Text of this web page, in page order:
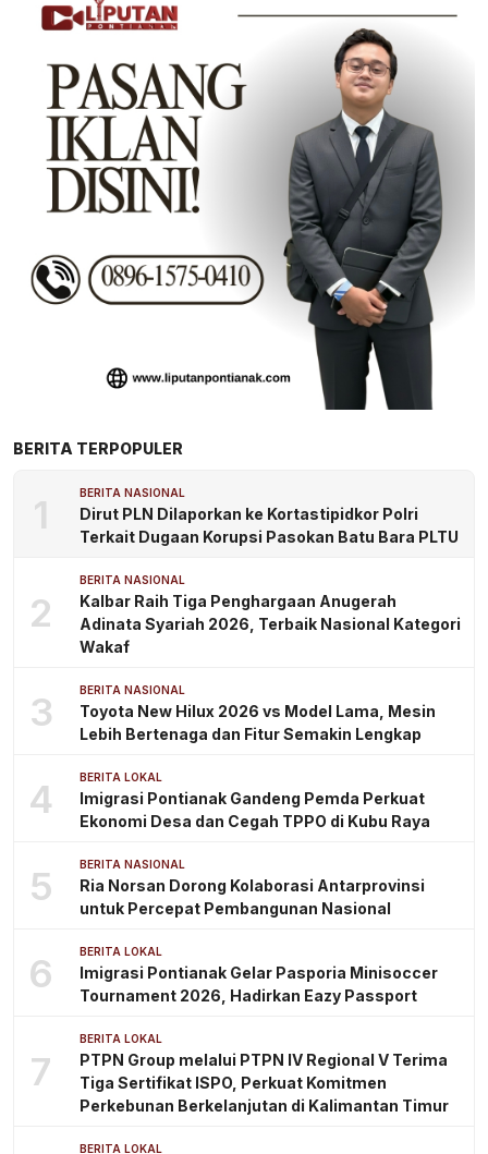
BERITA TERPOPULER
1 BERITA NASIONAL
Dirut PLN Dilaporkan ke Kortastipidkor Polri
Terkait Dugaan Korupsi Pasokan Batu Bara PLTU
2
BERITA NASIONAL
Kalbar Raih Tiga Penghargaan Anugerah
Adinata Syariah 2026, Terbaik Nasional Kategori
Wakaf
3 BERITA NASIONAL
Toyota New Hilux 2026 vs Model Lama, Mesin
Lebih Bertenaga dan Fitur Semakin Lengkap
4 BERITA LOKAL
Imigrasi Pontianak Gandeng Pemda Perkuat
Ekonomi Desa dan Cegah TPPO di Kubu Raya
5 BERITA NASIONAL
Ria Norsan Dorong Kolaborasi Antarprovinsi
untuk Percepat Pembangunan Nasional
6 BERITA LOKAL
Imigrasi Pontianak Gelar Pasporia Minisoccer
Tournament 2026, Hadirkan Eazy Passport
7
BERITA LOKAL
PTPN Group melalui PTPN IV Regional V Terima
Tiga Sertifikat ISPO, Perkuat Komitmen
Perkebunan Berkelanjutan di Kalimantan Timur
BERITA LOKAL